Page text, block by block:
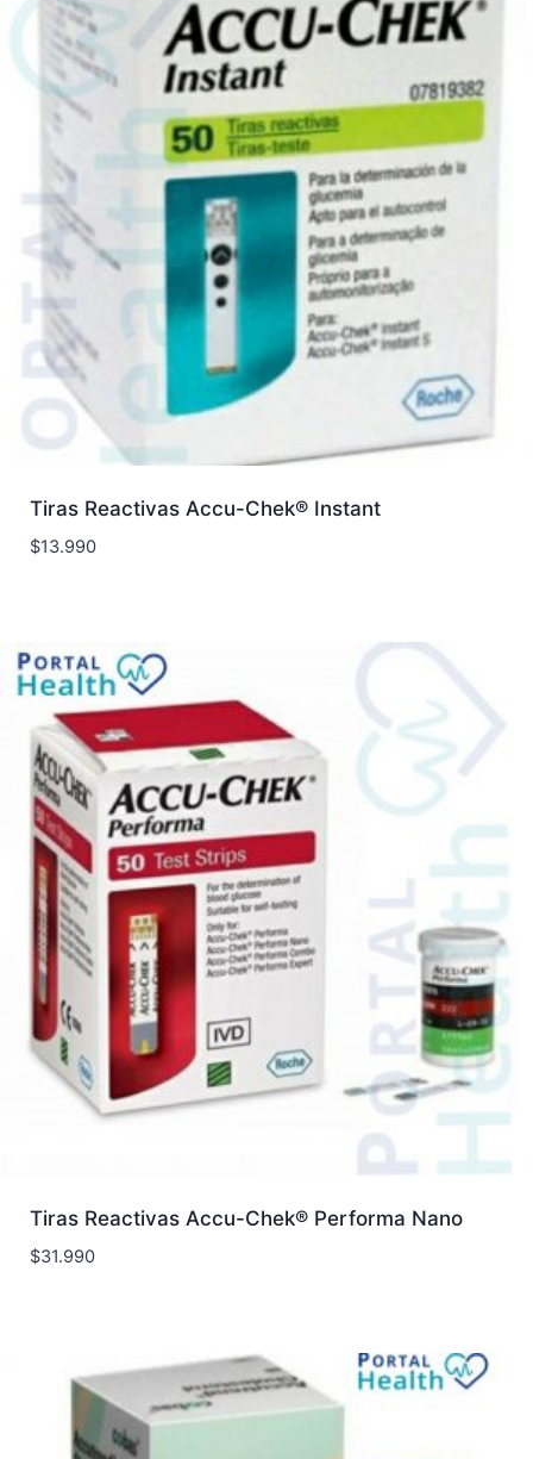
Tiras Reactivas Accu-Chek® Instant
$13.990
Tiras Reactivas Accu-Chek® Performa Nano
$31.990